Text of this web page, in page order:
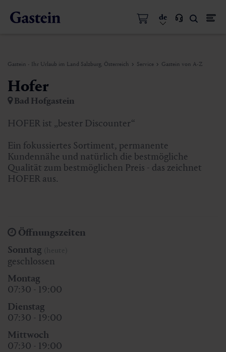
de
Gastein - Ihr Urlaub im Land Salzburg, Österreich Service Gastein von A-Z
Hofer
Bad Hofgastein
HOFER ist „bester Discounter“
Ein fokussiertes Sortiment, permanente
Kundennähe und natürlich die bestmögliche
Qualität zum bestmöglichen Preis - das zeichnet
HOFER aus.
Öffnungszeiten
Sonntag
geschlossen
Montag
07:30 - 19:00
Dienstag
07:30 - 19:00
Mittwoch
07:30 - 19:00